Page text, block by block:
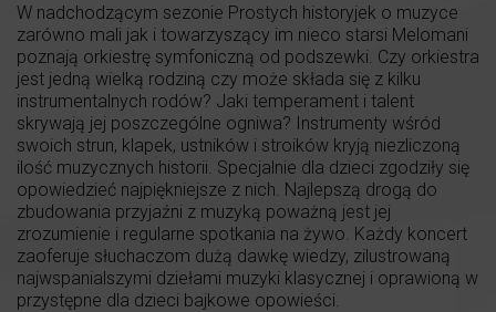
W nadchodzącym sezonie Prostych historyjek o muzyce
zarówno mali jak i towarzyszący im nieco starsi Melomani
poznają orkiestrę symfoniczną od podszewki. Czy orkiestra
jest jedną wielką rodziną czy może składa się z kilku
instrumentalnych rodów? Jaki temperament i talent
skrywają jej poszczególne ogniwa? Instrumenty wśród
swoich strun, klapek, ustników i stroików kryją niezliczoną
ilość muzycznych historii. Specjalnie dla dzieci zgodziły się
opowiedzieć najpiękniejsze z nich. Najlepszą drogą do
zbudowania przyjaźni z muzyką poważną jest jej
zrozumienie i regularne spotkania na żywo. Każdy koncert
zaoferuje słuchaczom dużą dawkę wiedzy, zilustrowaną
najwspanialszymi dziełami muzyki klasycznej i oprawioną w
przystępne dla dzieci bajkowe opowieści.